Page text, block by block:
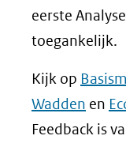
eerste
toegankelijk.
Kijk op
Wadden en
Feedback is